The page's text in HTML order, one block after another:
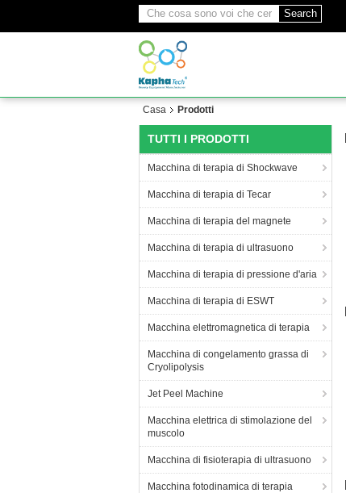
Search
Casa Prodotti
TUTTI I PRODOTTI
Macchina di terapia di Shockwave
Macchina di terapia di Tecar
Macchina di terapia del magnete
Macchina di terapia di ultrasuono
Macchina di terapia di pressione d'aria
Macchina di terapia di ESWT
Macchina elettromagnetica di terapia
Macchina di congelamento grassa di
Cryolipolysis
Jet Peel Machine
Macchina elettrica di stimolazione del
muscolo
Macchina di fisioterapia di ultrasuono
Macchina fotodinamica di terapia